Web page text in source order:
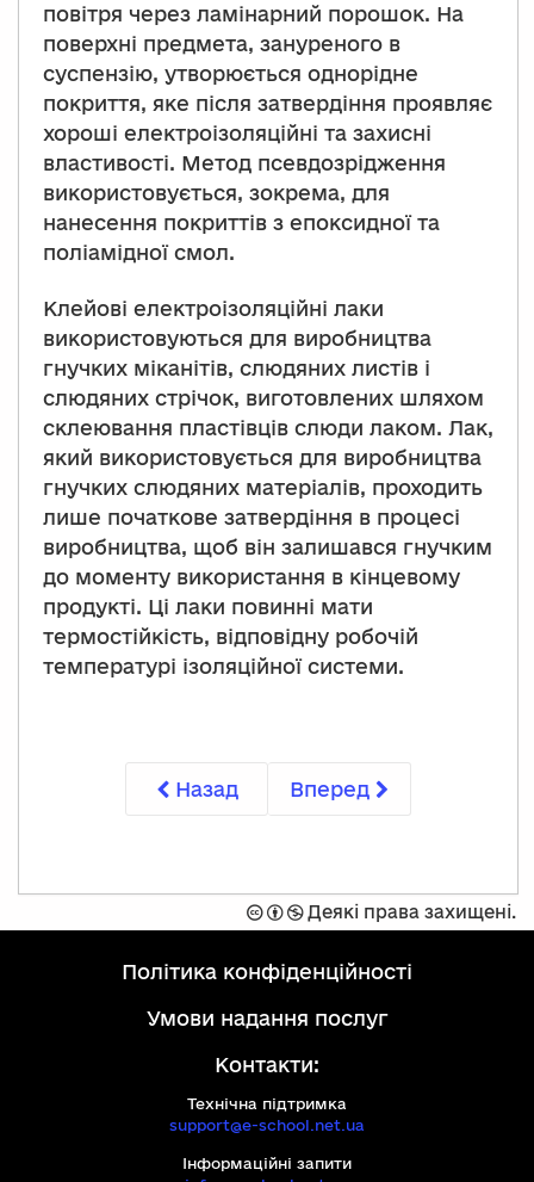
повітря через ламінарний порошок. На
поверхні предмета, зануреного в
суспензію, утворюється однорідне
покриття, яке після затвердіння проявляє
хороші електроізоляційні та захисні
властивості. Метод псевдозрідження
використовується, зокрема, для
нанесення покриттів з епоксидної та
поліамідної смол.
Клейові електроізоляційні лаки
використовуються для виробництва
гнучких міканітів, слюдяних листів і
слюдяних стрічок, виготовлених шляхом
склеювання пластівців слюди лаком. Лак,
який використовується для виробництва
гнучких слюдяних матеріалів, проходить
лише початкове затвердіння в процесі
виробництва, щоб він залишався гнучким
до моменту використання в кінцевому
продукті. Ці лаки повинні мати
термостійкість, відповідну робочій
температурі ізоляційної системи.
Назад Вперед
Захищено
ліцензією
Commons
умовах:
Спроможність
Не
комерційний
Деякі права захищені.
політика конфіденційності
умови надання послуг
Контакти:
Технічна підтримка
support@e-school.net.ua
Інформаційні запити